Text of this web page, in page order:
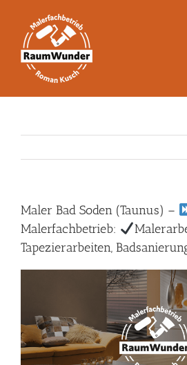
content
Maler Bad Soden (Taunus) –
Malerfachbetrieb:
Tapezierarbeiten,